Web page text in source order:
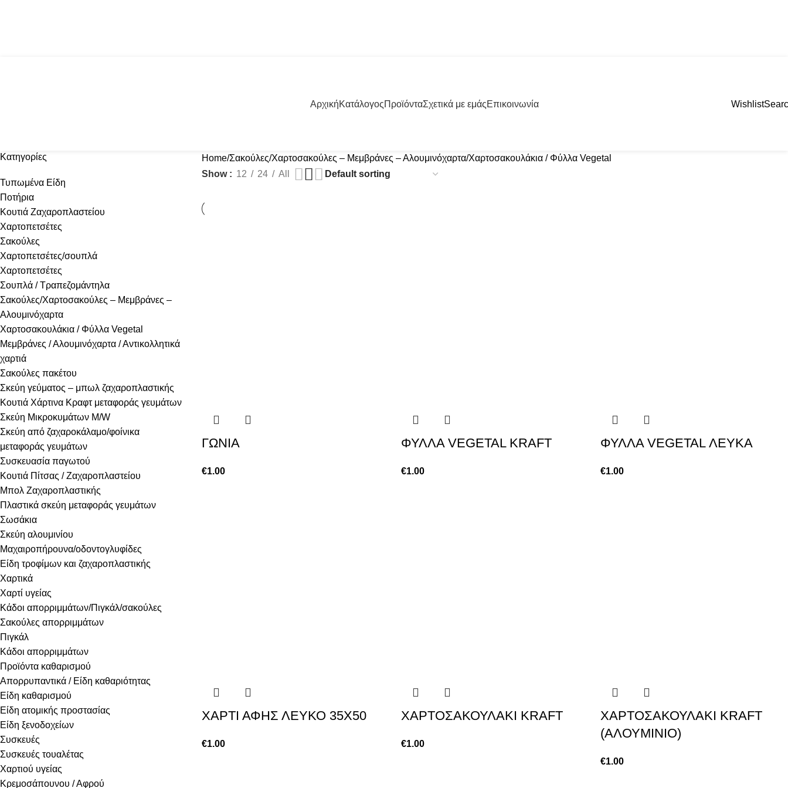
ΑρχικήΚατάλογοςΠροϊόνταΣχετικά με εμάςΕπικοινωνία Wishlist
Κατηγορίες
Τυπωμένα Είδη
Ποτήρια
Κουτιά Ζαχαροπλαστείου
Χαρτοπετσέτες
Σακούλες
Χαρτοπετσέτες/σουπλά
Χαρτοπετσέτες
Σουπλά / Τραπεζομάντηλα
Σακούλες/Χαρτοσακούλες – Μεμβράνες –
Αλουμινόχαρτα
Χαρτοσακουλάκια / Φύλλα Vegetal
Μεμβράνες / Αλουμινόχαρτα / Αντικολλητικά
χαρτιά
Σακούλες πακέτου
Σκεύη γεύματος – μπωλ ζαχαροπλαστικής
Κουτιά Χάρτινα Κραφτ μεταφοράς γευμάτων
Σκεύη Μικροκυμάτων Μ/W
Σκεύη από ζαχαροκάλαμο/φοίνικα
μεταφοράς γευμάτων
Συσκευασία παγωτού
Κουτιά Πίτσας / Ζαχαροπλαστείου
Μπολ Ζαχαροπλαστικής
Πλαστικά σκεύη μεταφοράς γευμάτων
Σωσάκια
Σκεύη αλουμινίου
Μαχαιροπήρουνα/οδοντογλυφίδες
Είδη τροφίμων και ζαχαροπλαστικής
Χαρτικά
Χαρτί υγείας
Κάδοι απορριμμάτων/Πιγκάλ/σακούλες
Σακούλες απορριμμάτων
Πιγκάλ
Κάδοι απορριμμάτων
Προϊόντα καθαρισμού
Απορρυπαντικά / Είδη καθαριότητας
Είδη καθαρισμού
Είδη ατομικής προστασίας
Είδη ξενοδοχείων
Συσκευές
Συσκευές τουαλέτας
Χαρτιού υγείας
Κρεμοσάπουνου / Αφρού
Home Σακούλες/Χαρτοσακούλες – Μεμβράνες – Αλουμινόχαρτα Χαρτοσακουλάκια / Φύλλα Vegetal
Show
12 24 All
ΓΩΝΙΑ
€1.00
ΦΥΛΛΑ VEGETAL KRAFT
€1.00
ΦΥΛΛΑ VEGETAL ΛΕΥΚΑ
€1.00
ΧΑΡΤΙ ΑΦΗΣ ΛΕΥΚΟ 35Χ50
€1.00
ΧΑΡΤΟΣΑΚΟΥΛΑΚΙ KRAFT
€1.00
ΧΑΡΤΟΣΑΚΟΥΛΑΚΙ KRAFT
(ΑΛΟΥΜΙΝΙΟ)
€1.00